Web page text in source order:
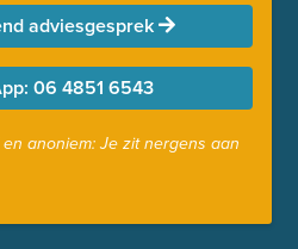
adviesgesprek
06 4851 6543
anoniem: Je zit nergens aan